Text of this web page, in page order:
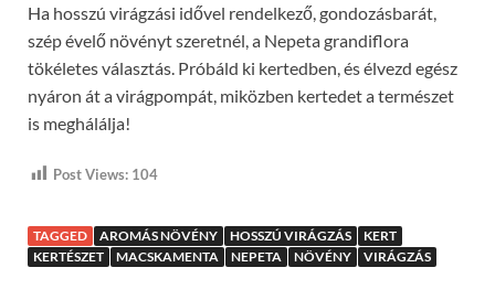
Ha hosszú virágzási idővel rendelkező, gondozásbarát,
szép évelő növényt szeretnél, a Nepeta grandiflora
tökéletes választás. Próbáld ki kertedben, és élvezd egész
nyáron át a virágpompát, miközben kertedet a természet
is meghálálja!
Post Views: 104
TAGGED AROMÁS NÖVÉNY HOSSZÚ VIRÁGZÁS
KERT
KERTÉSZET
MACSKAMENTA NEPETA NÖVÉNY VIRÁGZÁS